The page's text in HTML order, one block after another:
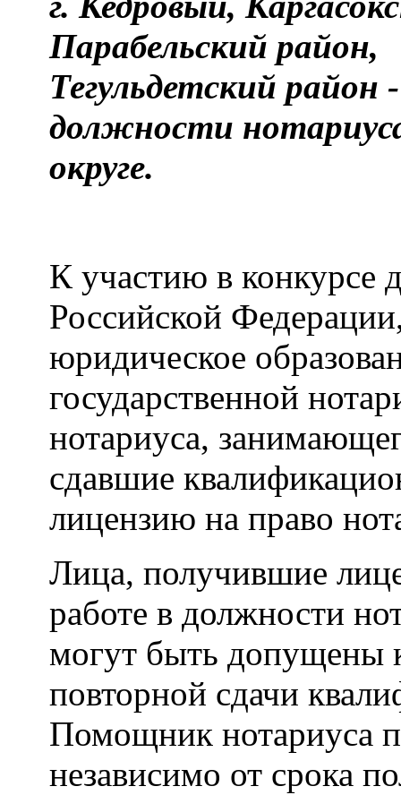
Парабельский
Тегульдетский
должности
округе.
К участию в конкурсе
Российской
юридическое
государственной
нотариуса,
сдавшие
лицензию на право
Лица, получившие
работе в должности
могут быть допущены
повторной сдачи
Помощник нотариуса
независимо от срока